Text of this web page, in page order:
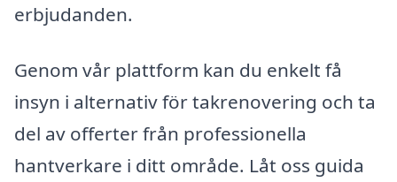
erbjudanden.
Genom vår plattform kan du enkelt få
insyn i alternativ för takrenovering och ta
del av offerter från professionella
hantverkare i ditt område. Låt oss guida